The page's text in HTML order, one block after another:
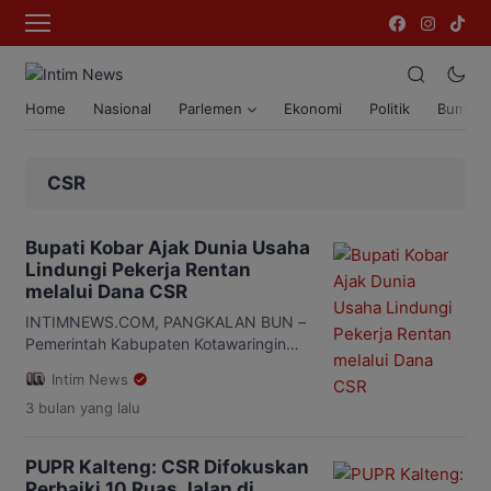
Home Nasional Parlemen Ekonomi Politik Bumi
CSR
Bupati Kobar Ajak Dunia Usaha
Lindungi Pekerja Rentan
melalui Dana CSR
INTIMNEWS.COM, PANGKALAN BUN –
Pemerintah Kabupaten Kotawaringin
perlindungan bagi pekerja rentan
melalui kolaborasi dengan dunia usaha.
memanfaatkan program Corporate
Intim News
3 bulan yang lalu
PUPR Kalteng: CSR Difokuskan